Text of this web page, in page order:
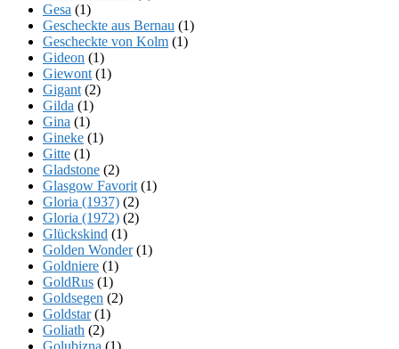
Gesa (1)
Gescheckte aus Bernau (1)
Gescheckte von Kolm (1)
Gideon (1)
Giewont (1)
Gigant (2)
Gilda (1)
Gina (1)
Gineke (1)
Gitte (1)
Gladstone (2)
Glasgow Favorit (1)
Gloria (1937) (2)
Gloria (1972) (2)
Glückskind (1)
Golden Wonder(1)
Goldniere (1)
GoldRus (1)
Goldsegen (2)
Goldstar(1)
Goliath (2)
Golubizna (1)